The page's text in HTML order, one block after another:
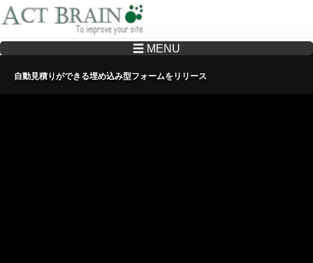
Drupalサイトの制作・保守をどこに頼んでいいか分からない方へ…まずはご相談く
☰ MENU
自動見積りができる埋め込み型フォームをリリース